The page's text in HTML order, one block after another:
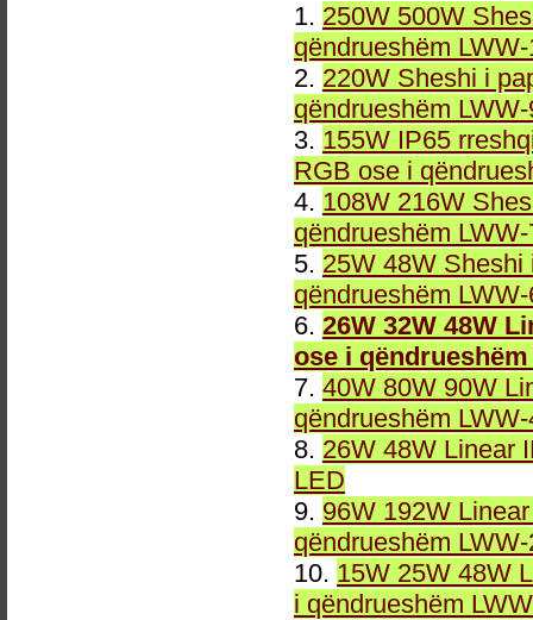
1. 250W 500W
qëndrueshëm
2. 220W Sheshi i
qëndrueshëm
3. 155W IP65
RGB ose i
4. 108W 216W
qëndrueshëm
5. 25W 48W
qëndrueshëm
6. 26W 32W 48W
ose i
7. 40W 80W 90W
qëndrueshëm
8. 26W 48W Linear
LED
9. 96W 192W
qëndrueshëm
10. 15W 25W 48W
i qëndrueshëm